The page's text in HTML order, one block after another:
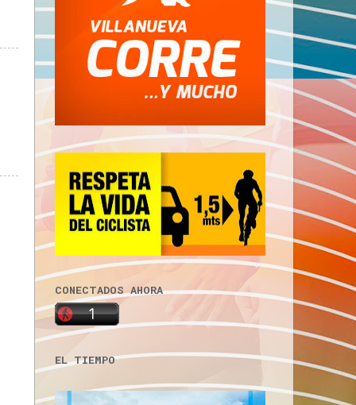
CONECTADOS AHORA
EL TIEMPO